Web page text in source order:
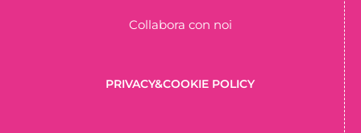
Collabora con noi
PRIVACY&COOKIE POLICY